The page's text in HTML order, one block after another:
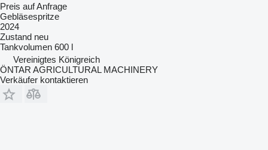
Preis auf Anfrage
Gebläsespritze
2024
Zustand neu
Tankvolumen 600 l
Vereinigtes Königreich
ÖNTAR AGRICULTURAL MACHINERY
Verkäufer kontaktieren